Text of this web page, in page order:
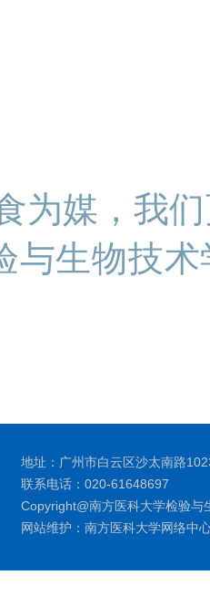
为媒，我
与生物技术
地址：广州市白云区沙太南路
联系电话：020-61648697
Copyright@南方医科大学检验
网站维护：南方医科大学网络中